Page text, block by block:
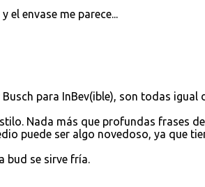
el envase me parece...
para InBev(ible), son todas igual
Nada más que profundas frases de
puede ser algo novedoso, ya que
bud se sirve fría.